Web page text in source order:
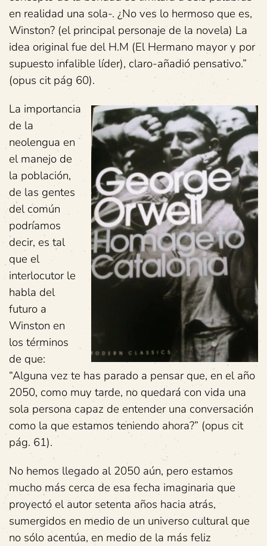
en realidad una sola-. ¿No ves lo hermoso que es,
Winston? (el principal personaje de la novela) La
idea original fue del H.M (El Hermano mayor y por
supuesto infalible líder), claro-añadió pensativo.”
(opus cit pág 60).
La importancia
de la
neolengua en
el manejo de
la población,
de las gentes
del común
podríamos
decir, es tal
que el
interlocutor le
habla del
futuro a
Winston en
los términos
de que:
“Alguna vez te has parado a pensar que, en el año
2050, como muy tarde, no quedará con vida una
sola persona capaz de entender una conversación
como la que estamos teniendo ahora?” (opus cit
pág. 61).
No hemos llegado al 2050 aún, pero estamos
mucho más cerca de esa fecha imaginaria que
proyectó el autor setenta años hacia atrás,
sumergidos en medio de un universo cultural que
no sólo acentúa, en medio de la más feliz